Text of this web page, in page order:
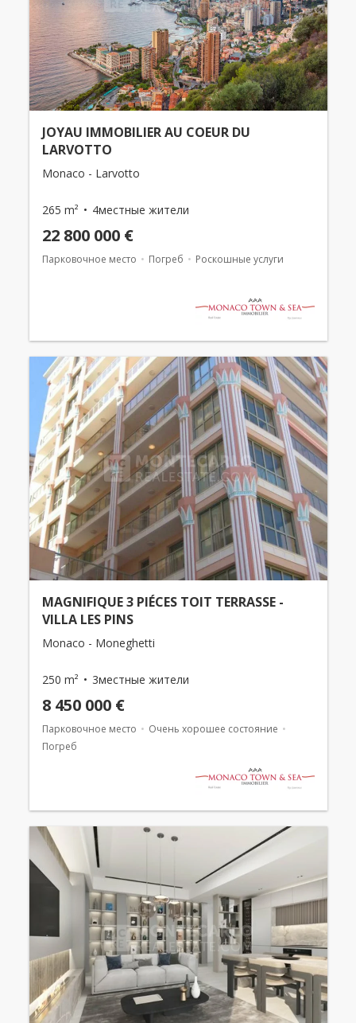
JOYAU IMMOBILIER AU COEUR DU
LARVOTTO
Monaco - Larvotto
265 m² 4местные жители
22 800 000 €
Парковочное место Погреб Роскошные услуги
MAGNIFIQUE 3 PIÉCES TOIT TERRASSE -
VILLA LES PINS
Monaco - Moneghetti
250 m² 3местные жители
8 450 000 €
Парковочное место
Очень хорошее состояние
Погреб